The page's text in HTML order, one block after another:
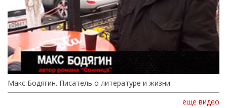
Макс Бодягин. Писатель о литературе и жизни
еще видео